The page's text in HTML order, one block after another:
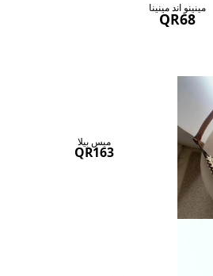
مينينو اند مينينا
QR68
ميس بيلا
QR163